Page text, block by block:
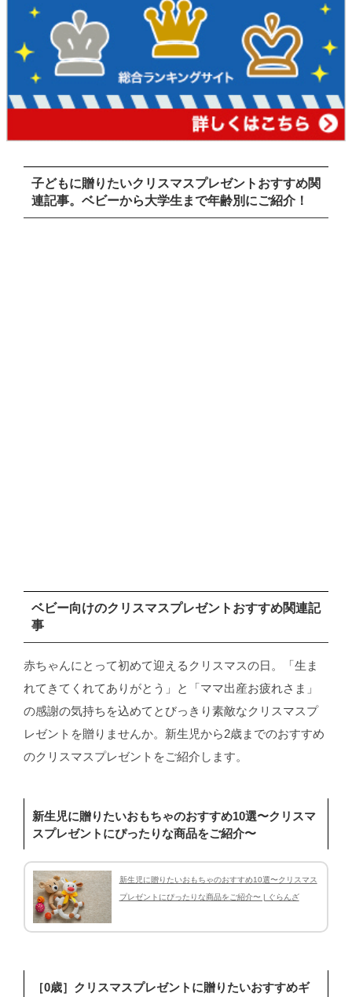
子どもに贈りたいクリスマスプレゼントおすすめ関
連記事。ベビーから大学生まで年齢別にご紹介！
ベビー向けのクリスマスプレゼントおすすめ関連記
事
赤ちゃんにとって初めて迎えるクリスマスの日。「生ま
れてきてくれてありがとう」と「ママ出産お疲れさま」
の感謝の気持ちを込めてとびっきり素敵なクリスマスプ
レゼントを贈りませんか。新生児から2歳までのおすすめ
のクリスマスプレゼントをご紹介します。
新生児に贈りたいおもちゃのおすすめ10選〜クリスマ
スプレゼントにぴったりな商品をご紹介〜
新生児に贈りたいおもちゃのおすすめ10選〜クリスマス
プレゼントにぴったりな商品をご紹介〜 | ぐらんざ
［0歳］クリスマスプレゼントに贈りたいおすすめギ